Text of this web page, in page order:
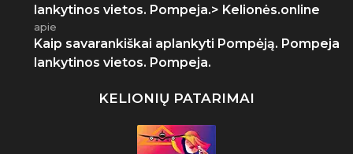
lankytinos vietos. Pompeja.> Kelionės.online
apie
Kaip savarankiškai aplankyti Pompėją. Pompeja
lankytinos vietos. Pompeja.
KELIONIŲ PATARIMAI